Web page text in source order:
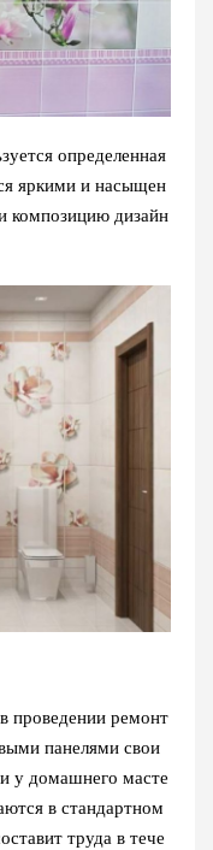
определенная
яркими и насыщен
композицию дизайн
проведении ремонт
панелями свои
у домашнего масте
в стандартном
труда в тече